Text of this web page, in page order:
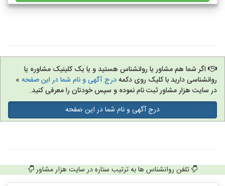
اگر شما هم مشاور یا روانشناس هستید و یا یک کلینیک مشاوره یا
روانشناسی دارید با کلیک روی دکمهدرج آگهی و نام شما در این صفحه »
در سایت هزار مشاور ثبت نام نموده و سپس خودتان را معرفی کنید.
درج آگهی و نام شما در این صفحه
تلفن روانشناس ها به ترتیب ستاره در سایت هزار مشاور